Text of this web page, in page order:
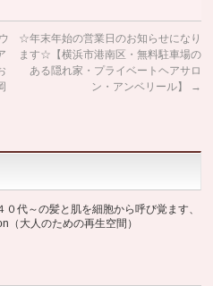
☆年末年始の営業日のお知らせになり
ます☆【横浜市港南区・無料駐車場の
ある隠れ家・プライベートヘアサロ
ン・アンベリール】
→
０代～の髪と肌を細胞から呼び覚ます、
（大人のための再生空間）